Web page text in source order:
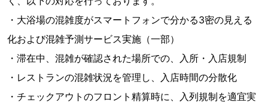
・大浴場の混雑度がスマートフォンで分かる3密の見える
化および混雑予測サービス実施（一部）
・滞在中、混雑が確認された場所での、入所・入店規制
・レストランの混雑状況を管理し、入店時間の分散化
・チェックアウトのフロント精算時に、入列規制を適宜実